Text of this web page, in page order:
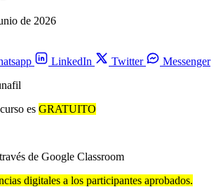
de 2026
LinkedIn Twitter
Messenger
es GRATUITO
de Google Classroom
digitales a los participantes aprobados.